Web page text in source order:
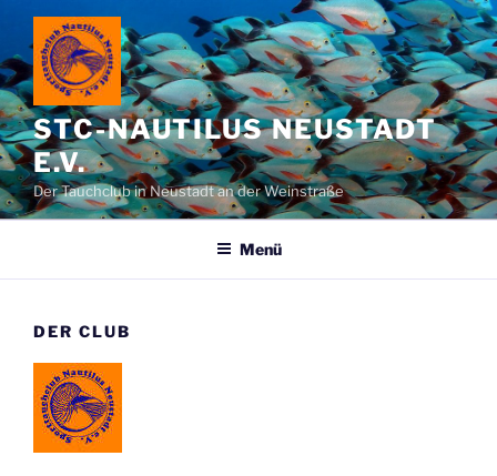
Zum
Inhalt
springen
STC-NAUTILUS NEUSTADT
E.V.
Der Tauchclub in Neustadt an der Weinstraße
Menü
DER CLUB